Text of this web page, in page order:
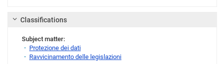
Classifications
Subject matter:
Protezione dei dati
Ravvicinamento delle legislazioni